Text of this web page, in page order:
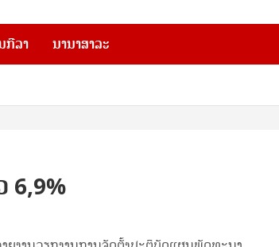
ກີລາ ນານາສາລະ
6,9%